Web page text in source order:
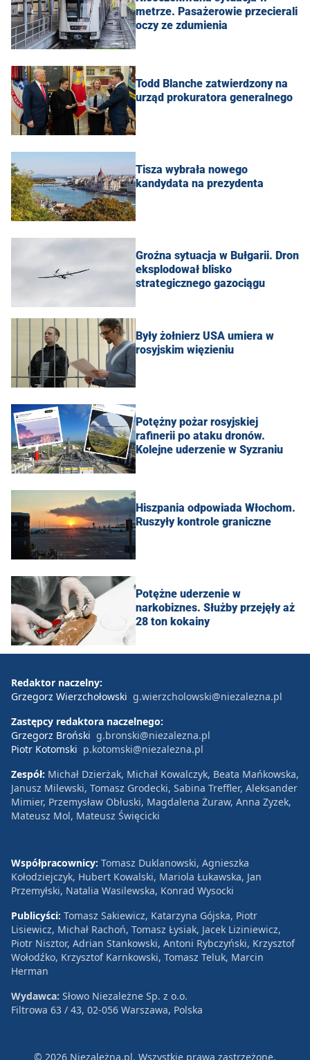
metrze. Pasażerowie przecierali
oczy ze zdumienia
Todd Blanche zatwierdzony na
urząd prokuratora generalnego
Tisza wybrała nowego
kandydata na prezydenta
Groźna sytuacja w Bułgarii. Dron
eksplodował blisko
strategicznego gazociągu
Były żołnierz USA umiera w
rosyjskim więzieniu
Potężny pożar rosyjskiej
rafinerii po ataku dronów.
Kolejne uderzenie w Syzraniu
Hiszpania odpowiada Włochom.
Ruszyły kontrole graniczne
Potężne uderzenie w
narkobiznes. Służby przejęły aż
28 ton kokainy
Redaktor naczelny:
Grzegorz Wierzchołowski g.wierzcholowski@niezalezna.pl
Zastępcy redaktora naczelnego:
Grzegorz Broński g.bronski@niezalezna.pl
Piotr Kotomski p.kotomski@niezalezna.pl
Zespół: Michał Dzierżak, Michał Kowalczyk, Beata Mańkowska,
Janusz Milewski, Tomasz Grodecki, Sabina Treffler, Aleksander
Mimier, Przemysław Obłuski, Magdalena Żuraw, Anna Zyzek,
Mateusz Mol, Mateusz Święcicki
Współpracownicy: Tomasz Duklanowski, Agnieszka
Kołodziejczyk, Hubert Kowalski, Mariola Łukawska, Jan
Przemyłski, Natalia Wasilewska, Konrad Wysocki
Publicyści: Tomasz Sakiewicz, Katarzyna Gójska, Piotr
Lisiewicz, Michał Rachoń, Tomasz Łysiak, Jacek Liziniewicz,
Piotr Nisztor, Adrian Stankowski, Antoni Rybczyński, Krzysztof
Wołodźko, Krzysztof Karnkowski, Tomasz Teluk, Marcin
Herman
Wydawca: Słowo Niezależne Sp. z o.o.
Filtrowa 63 / 43, 02-056 Warszawa, Polska
© 2026 Niezależna.pl. Wszystkie prawa zastrzeżone.